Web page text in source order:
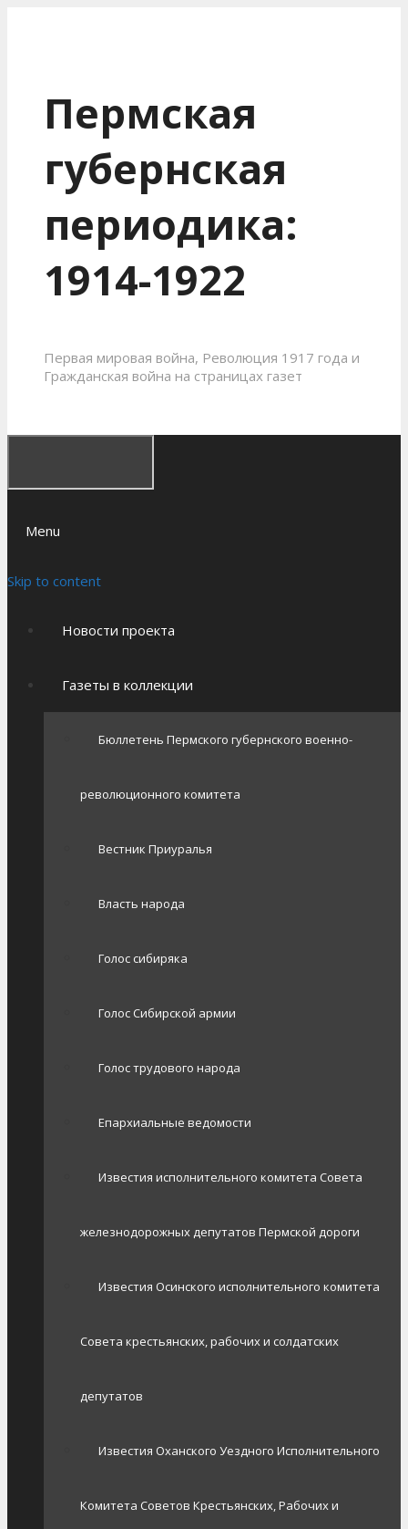
Пермская
губернская
периодика:
1914-1922
Первая мировая война, Революция 1917 года и
Гражданская война на страницах газет
Menu
Skip to content
Новости проекта
Газеты в коллекции
Бюллетень Пермского губернского военно-
революционного комитета
Вестник Приуралья
Власть народа
Голос сибиряка
Голос Сибирской армии
Голос трудового народа
Епархиальные ведомости
Известия исполнительного комитета Совета
железнодорожных депутатов Пермской дороги
Известия Осинского исполнительного комитета
Совета крестьянских, рабочих и солдатских
депутатов
Известия Оханского Уездного Исполнительного
Комитета Советов Крестьянских, Рабочих и